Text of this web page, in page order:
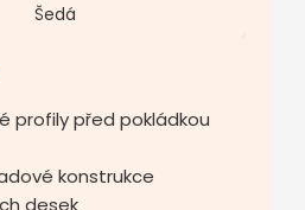
Šedá
profily před pokládkou
konstrukce
desek